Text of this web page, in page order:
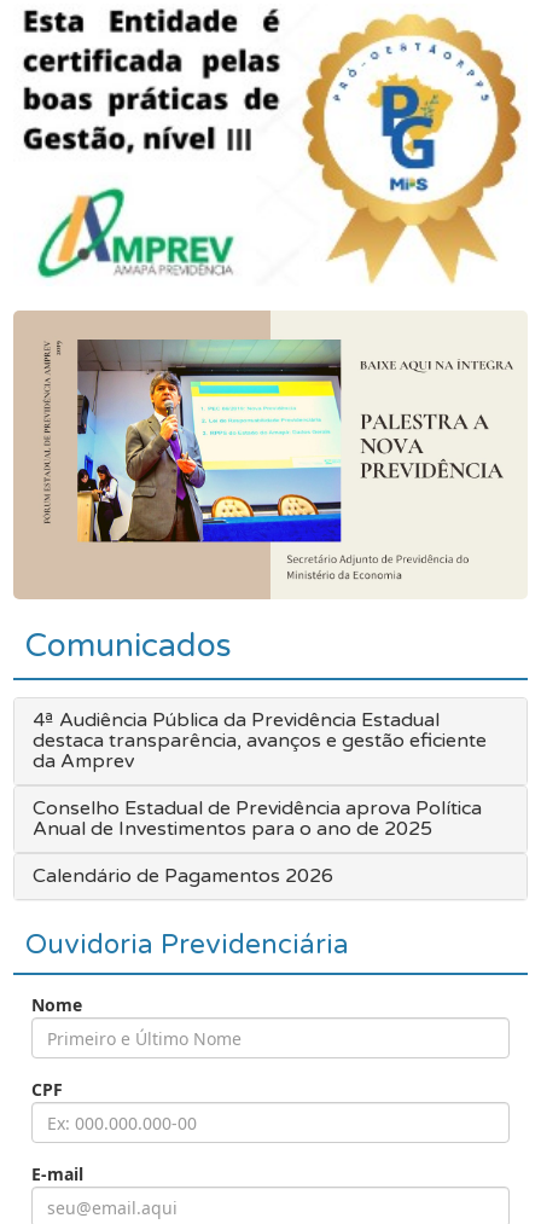
Comunicados
4ª Audiência Pública da Previdência Estadual
destaca transparência, avanços e gestão eficiente
da Amprev
Conselho Estadual de Previdência aprova Política
Anual de Investimentos para o ano de 2025
Calendário de Pagamentos 2026
Ouvidoria Previdenciária
Nome
CPF
E-mail